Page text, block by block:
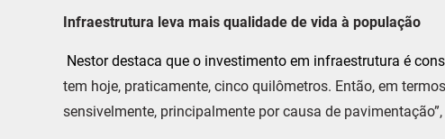
Infraestrutura leva mais qualidade de vida à população
Nestor destaca que o investimento em infraestrutura é
tem hoje, praticamente, cinco quilômetros. Então, em
sensivelmente, principalmente por causa de